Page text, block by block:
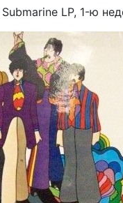
LP, 1-ю